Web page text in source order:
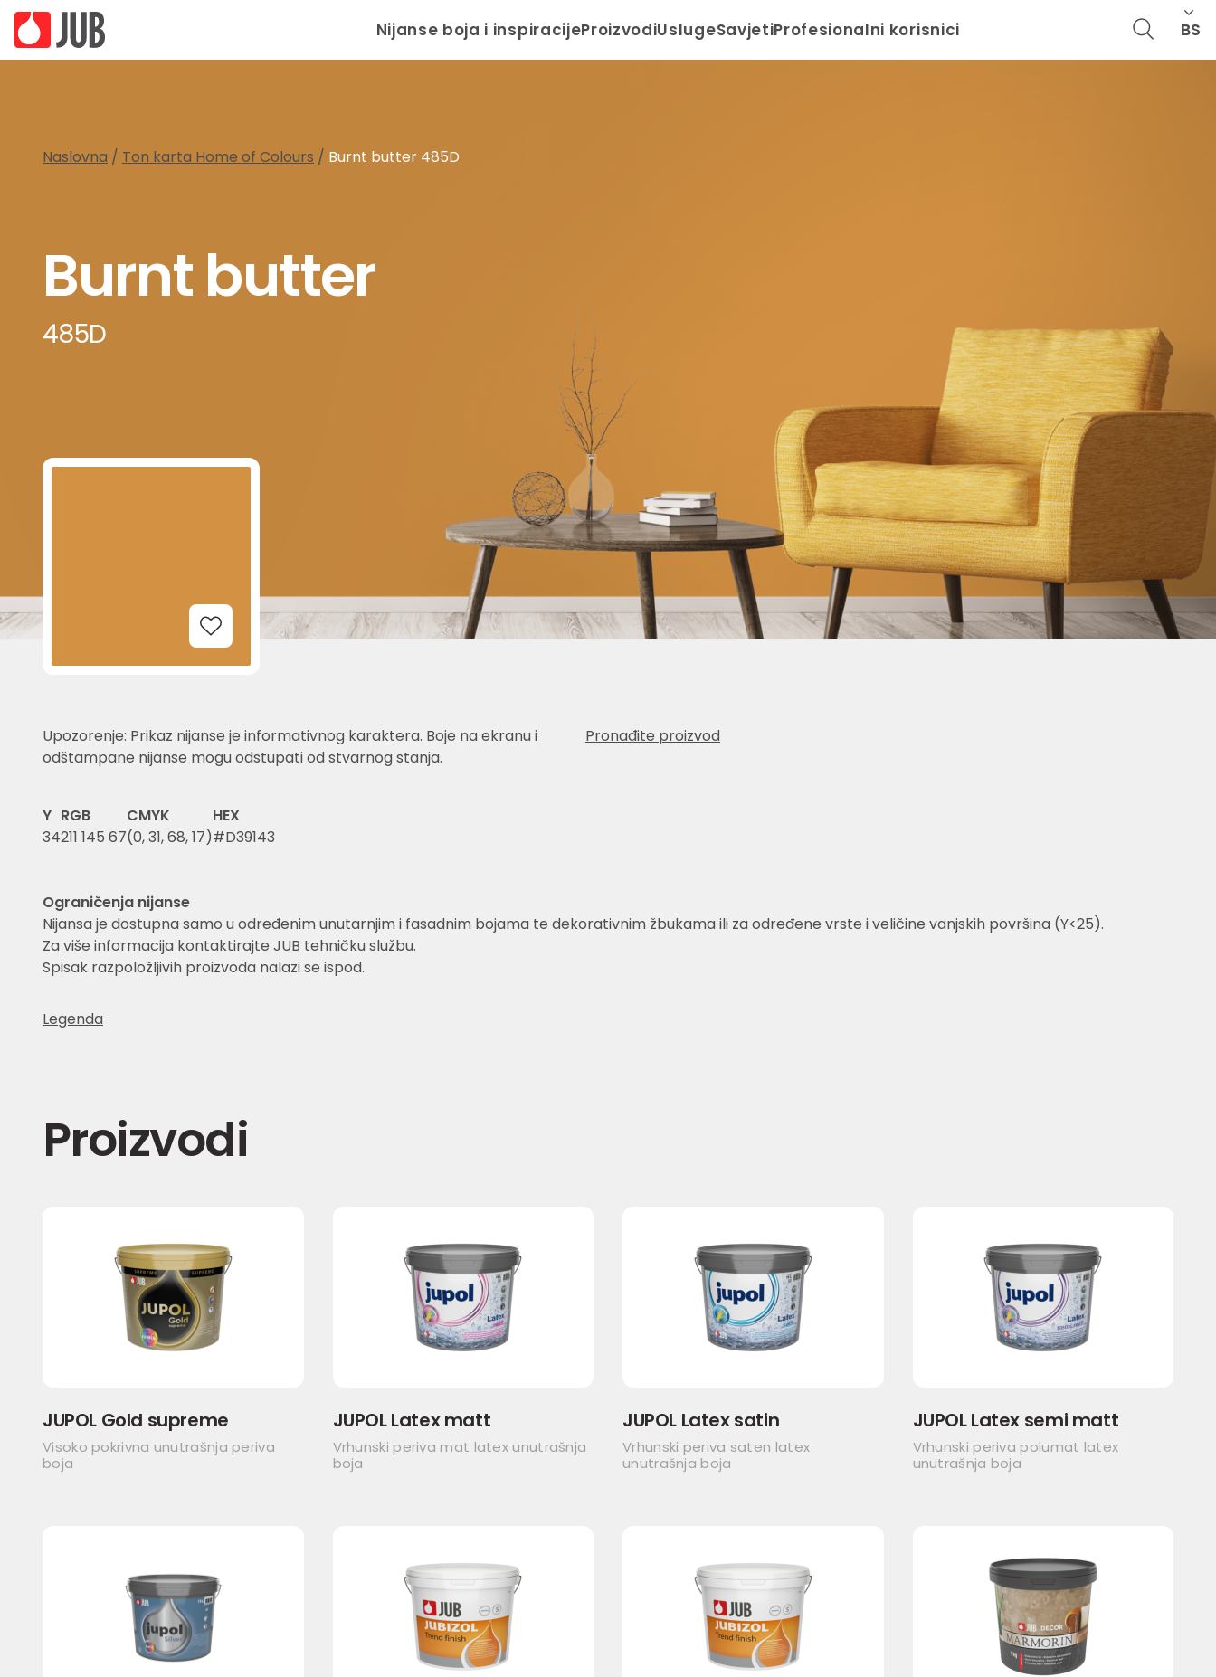
Nijanse boja i inspiracijeProizvodiUslugeSavjetiProfesionalni korisnici BS
Naslovna / Ton karta Home of Colours / Burnt butter 485D
Burnt butter
485D
Add to Wishlist
Upozorenje: Prikaz nijanse je informativnog karaktera. Boje na ekranu i
odštampane nijanse mogu odstupati od stvarnog stanja.
Pronađite proizvod
Y
34
RGB
211 145 67
CMYK
(0, 31, 68, 17)
HEX
#D39143
Ograničenja nijanse
Nijansa je dostupna samo u određenim unutarnjim i fasadnim bojama te dekorativnim žbukama ili za određene vrste i veličine vanjskih površina (Y<25).
Za više informacija kontaktirajte JUB tehničku službu.
Spisak razpoložljivih proizvoda nalazi se ispod.
Legenda
Proizvodi
JUPOL Gold supreme
Visoko pokrivna unutrašnja periva
boja
JUPOL Latex matt
Vrhunski periva mat latex unutrašnja
boja
JUPOL Latex satin
Vrhunski periva saten latex
unutrašnja boja
JUPOL Latex semi matt
Vrhunski periva polumat latex
unutrašnja boja